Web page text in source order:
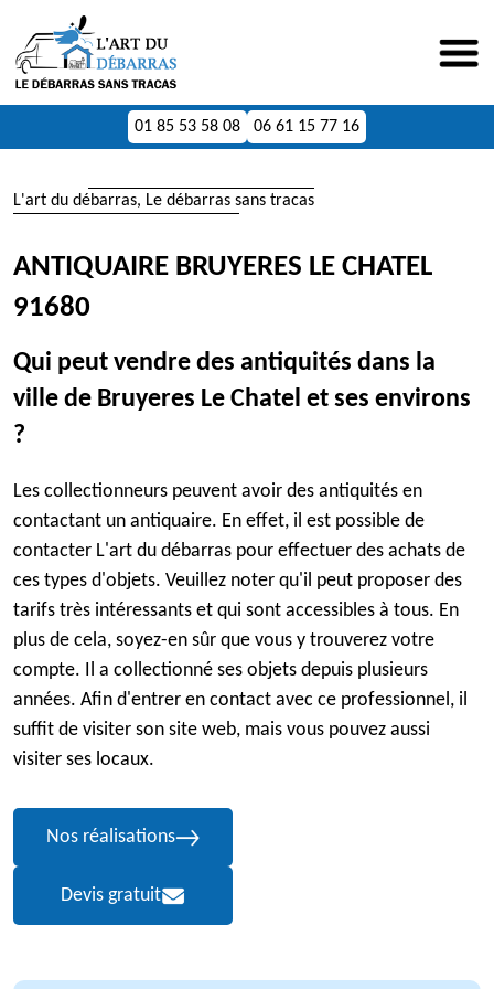
01 85 53 58 08 06 61 15 77 16
L'art du débarras, Le débarras sans tracas
ANTIQUAIRE BRUYERES LE CHATEL
91680
Qui peut vendre des antiquités dans la
ville de Bruyeres Le Chatel et ses environs
?
Les collectionneurs peuvent avoir des antiquités en
contactant un antiquaire. En effet, il est possible de
contacter L'art du débarras pour effectuer des achats de
ces types d'objets. Veuillez noter qu'il peut proposer des
tarifs très intéressants et qui sont accessibles à tous. En
plus de cela, soyez-en sûr que vous y trouverez votre
compte. Il a collectionné ses objets depuis plusieurs
années. Afin d'entrer en contact avec ce professionnel, il
suffit de visiter son site web, mais vous pouvez aussi
visiter ses locaux.
Nos réalisations
Devis gratuit